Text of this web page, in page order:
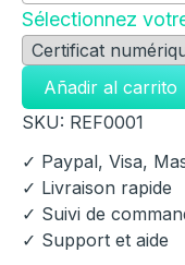
Sélectionnez
Añadir al carrito
SKU: REF0001
✓ Paypal, Visa,
✓ Livraison rapide
✓ Suivi de
✓ Support et aide